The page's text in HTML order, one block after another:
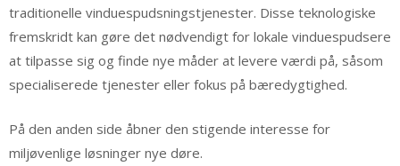
traditionelle vinduespudsningstjenester. Disse teknologiske
fremskridt kan gøre det nødvendigt for lokale vinduespudsere
at tilpasse sig og finde nye måder at levere værdi på, såsom
specialiserede tjenester eller fokus på bæredygtighed.
På den anden side åbner den stigende interesse for
miljøvenlige løsninger nye døre.